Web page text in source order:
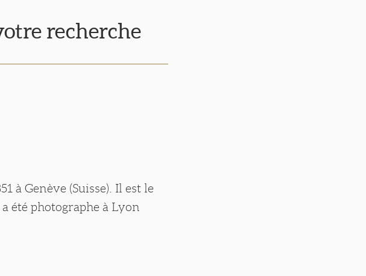
recherche
à Genève (Suisse). Il est le
été photographe à Lyon